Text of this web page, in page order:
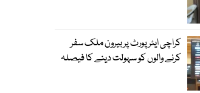
کراچی ایئرپورٹ پر بیرون ملک سفر
کرنے والوں کو سہولت دینے کا فیصلہ